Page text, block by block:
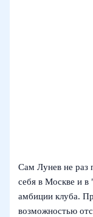
Сам Лунев не раз
себя в Москве и в
амбиции клуба.
возможностью